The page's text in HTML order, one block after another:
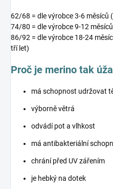
62/68 = dle výrobce 3-6 měsíců
74/80 = dle výrobce 9-12
86/92 = dle výrobce 18-24
tří let)
Proč je merino tak
má schopnost udržovat
výborně větrá
odvádí pot a vlhkost
má antibakteriální
chrání před UV zářením
je hebký na dotek